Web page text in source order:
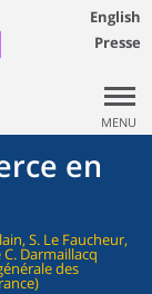
English
Presse
MENU
en
S. Le Faucheur,
Darmaillacq
des